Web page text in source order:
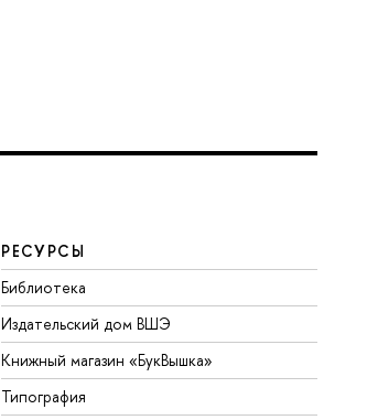
РЕСУРСЫ
Библиотека
Издательский дом ВШЭ
Книжный магазин «БукВышка»
Типография